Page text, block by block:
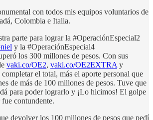
con todos mis equipos voluntarios de
Colombia e Italia.
parte para lograr la #OperaciónEspecial2
y la #OperaciónEspecial4
los 300 millones de pesos. Con sus
vaki.co/OE2, vaki.co/OE2EXTRA y
completar el total, más el aporte personal que
de más de 100 millones de pesos. Tuve que
para poder lograrlo y ¡Lo hicimos! El golpe
contundente.
devolver los 100 millones de pesos que pedí